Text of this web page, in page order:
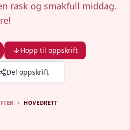
rask og smakfull middag.
Hopp til oppskrift
Del oppskrift
› HOVEDRETT